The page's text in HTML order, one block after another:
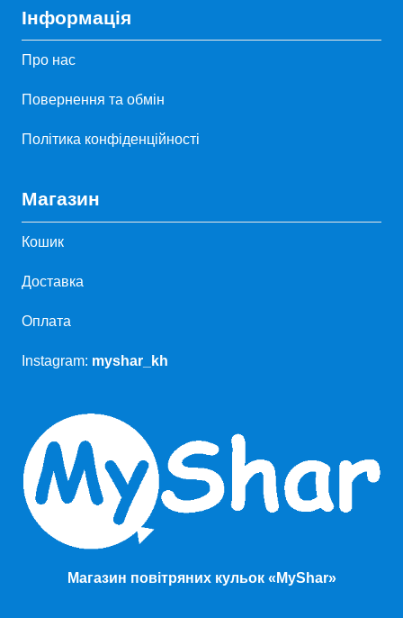
Інформація
Про нас
Повернення та обмін
Політика конфіденційності
Магазин
Кошик
Доставка
Оплата
Instagram: myshar_kh
Магазин повітряних кульок «MyShar»